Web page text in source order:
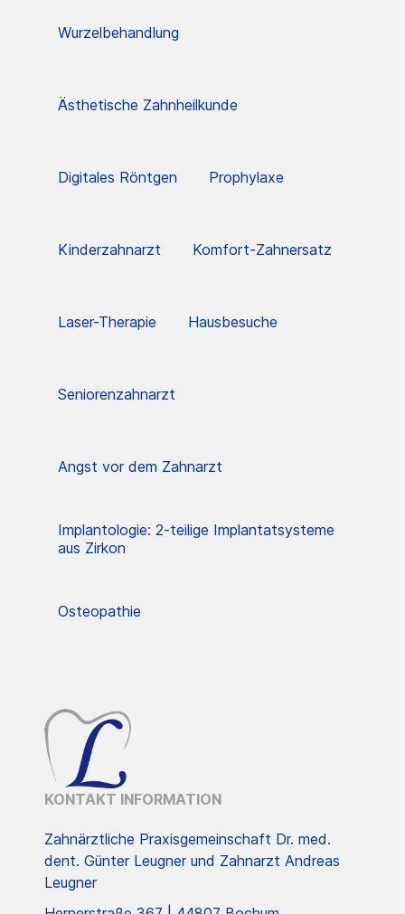
Wurzelbehandlung
Ästhetische Zahnheilkunde
Digitales Röntgen Prophylaxe
Kinderzahnarzt Komfort-Zahnersatz
Laser-Therapie Hausbesuche
Seniorenzahnarzt
Angst vor dem Zahnarzt
Implantologie: 2-teilige Implantatsysteme
aus Zirkon
Osteopathie
KONTAKT INFORMATION
Zahnärztliche Praxisgemeinschaft Dr. med.
dent. Günter Leugner und Zahnarzt Andreas
Leugner